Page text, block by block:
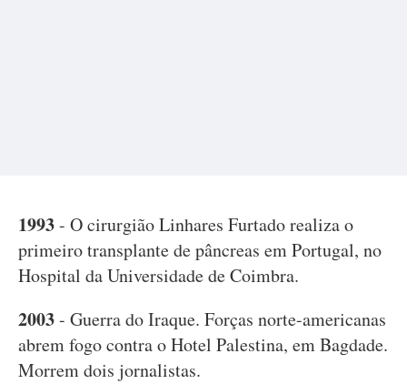
1993- O cirurgião Linhares Furtado realiza o
primeiro transplante de pâncreas em Portugal, no
Hospital da Universidade de Coimbra.
2003- Guerra do Iraque. Forças norte-americanas
abrem fogo contra o Hotel Palestina, em Bagdade.
Morrem dois jornalistas.